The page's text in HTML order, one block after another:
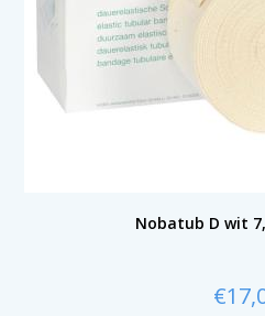
Nobatub D wit
€